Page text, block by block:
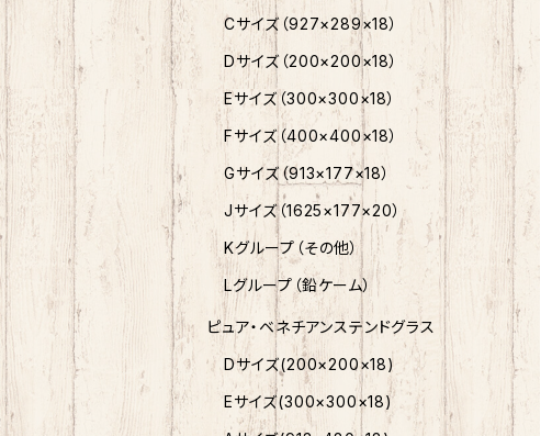
Cサイズ（927×289×18）
Dサイズ（200×200×18）
Eサイズ（300×300×18）
Fサイズ（400×400×18）
Gサイズ（913×177×18）
Jサイズ（1625×177×20）
Kグループ（その他）
Lグループ（鉛ケーム）
ピュア・ベネチアンステンドグラス
Dサイズ(200×200×18)
Eサイズ(300×300×18)